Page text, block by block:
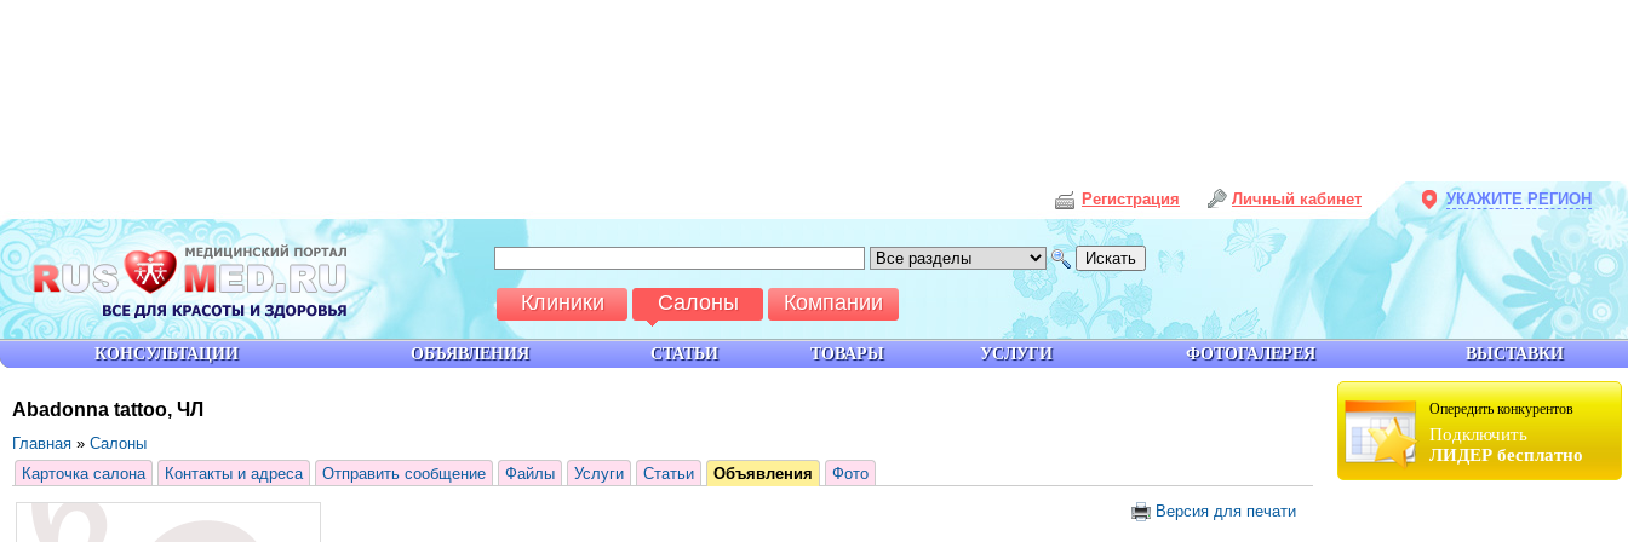
Опередить конкурентов
Подключить
ЛИДЕР бесплатно
Abadonna tattoo, ЧЛ
Главная » Салоны
Карточка салона
Контакты и адреса Отправить сообщение Файлы Услуги Статьи Объявления Фото
Версия для печати
КОНСУЛЬТАЦИИ ОБЪЯВЛЕНИЯ СТАТЬИ ТОВАРЫ УСЛУГИ ФОТОГАЛЕРЕЯ ВЫСТАВКИ
Клиники Салоны Компании
Личный кабинет
Регистрация УКАЖИТЕ РЕГИОН